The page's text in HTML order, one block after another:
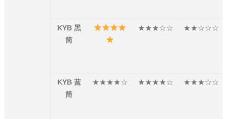
KYB 黑
筒
★★★☆☆ ★★☆☆☆
KYB 蓝
筒
★★★★☆ ★★★★☆ ★★★☆☆